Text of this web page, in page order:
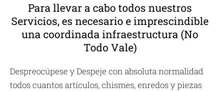
Para llevar a cabo todos nuestros
Servicios, es necesario e imprescindible
una coordinada infraestructura (No
Todo Vale)
Despreocúpese y Despeje con absoluta normalidad
todos cuantos artículos, chismes, enredos y piezas